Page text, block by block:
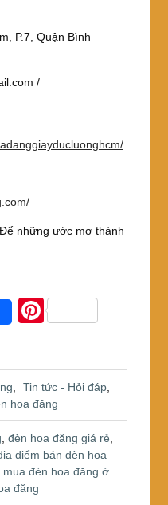
P.7, Quận Bình
/
những ước mơ thành
Pi
e
st
Tin tức - Hỏi đáp
hoa đăng
,đèn hoa đăng giá rẻ
điểm bán đèn hoa
mua đèn hoa đăng ở
đăng